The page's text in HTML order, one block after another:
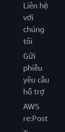
Liên hệ
với
chúng
tôi
Gửi
phiếu
yêu cầu
hỗ trợ
AWS
re:Post